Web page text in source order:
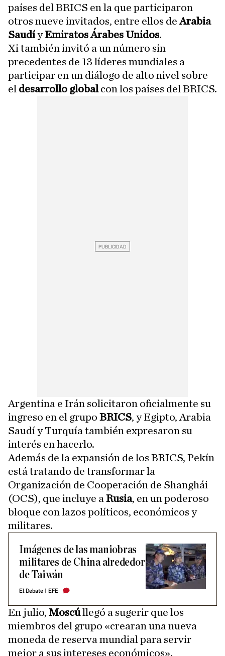
países del BRICS en la que participaron
otros nueve invitados, entre ellos deArabia
SaudíyEmiratos Árabes Unidos.
Xi también invitó a un número sin
precedentes de 13 líderes mundiales a
participar en un diálogo de alto nivel sobre
el desarrollo globalcon los países del BRICS.
Argentina e Irán solicitaron oficialmente su
ingreso en el grupo BRICS, y Egipto, Arabia
Saudí y Turquía también expresaron su
interés en hacerlo.
Además de la expansión de los BRICS, Pekín
está tratando de transformar la
Organización de Cooperación de Shanghái
(OCS), que incluye a Rusia, en un poderoso
bloque con lazos políticos, económicos y
militares.
Imágenes de las maniobras
militares de China alrededor
de Taiwán
El Debate | EFE
En julio, Moscúllegó a sugerir que los
miembros del grupo «crearan una nueva
moneda de reserva mundial para servir
mejor a sus intereses económicos».